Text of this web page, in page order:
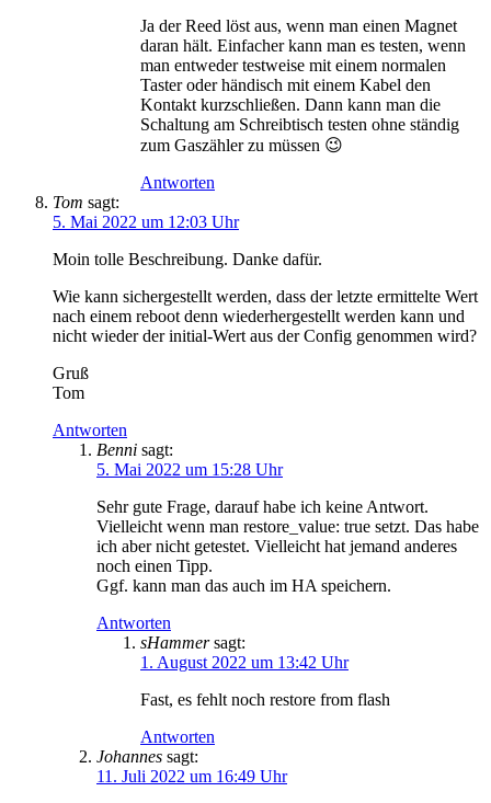
Ja der Reed löst aus, wenn man einen Magnet
daran hält. Einfacher kann man es testen, wenn
man entweder testweise mit einem normalen
Taster oder händisch mit einem Kabel den
Kontakt kurzschließen. Dann kann man die
Schaltung am Schreibtisch testen ohne ständig
zum Gaszähler zu müssen 😉
Antworten
Tom sagt:
5. Mai 2022 um 12:03 Uhr
Moin tolle Beschreibung. Danke dafür.
Wie kann sichergestellt werden, dass der letzte ermittelte Wert
nach einem reboot denn wiederhergestellt werden kann und
nicht wieder der initial-Wert aus der Config genommen wird?
Gruß
Tom
Antworten
Benni sagt:
5. Mai 2022 um 15:28 Uhr
Sehr gute Frage, darauf habe ich keine Antwort.
Vielleicht wenn man restore_value: true setzt. Das habe
ich aber nicht getestet. Vielleicht hat jemand anderes
noch einen Tipp.
Ggf. kann man das auch im HA speichern.
Antworten
sHammer sagt:
1. August 2022 um 13:42 Uhr
Fast, es fehlt noch restore from flash
Antworten
Johannes sagt:
11. Juli 2022 um 16:49 Uhr